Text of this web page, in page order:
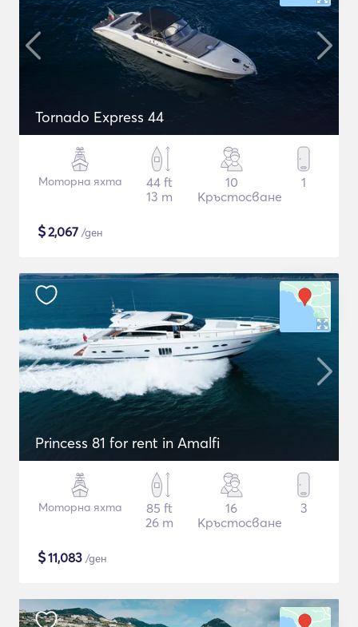
Tornado Express 44
Моторна яхта
44 ft
13 m
10
Кръстосване
1
$2,067 /ден
Princess 81 for rent in Amalfi
Моторна яхта
85 ft
26 m
16
Кръстосване
3
$11,083 /ден